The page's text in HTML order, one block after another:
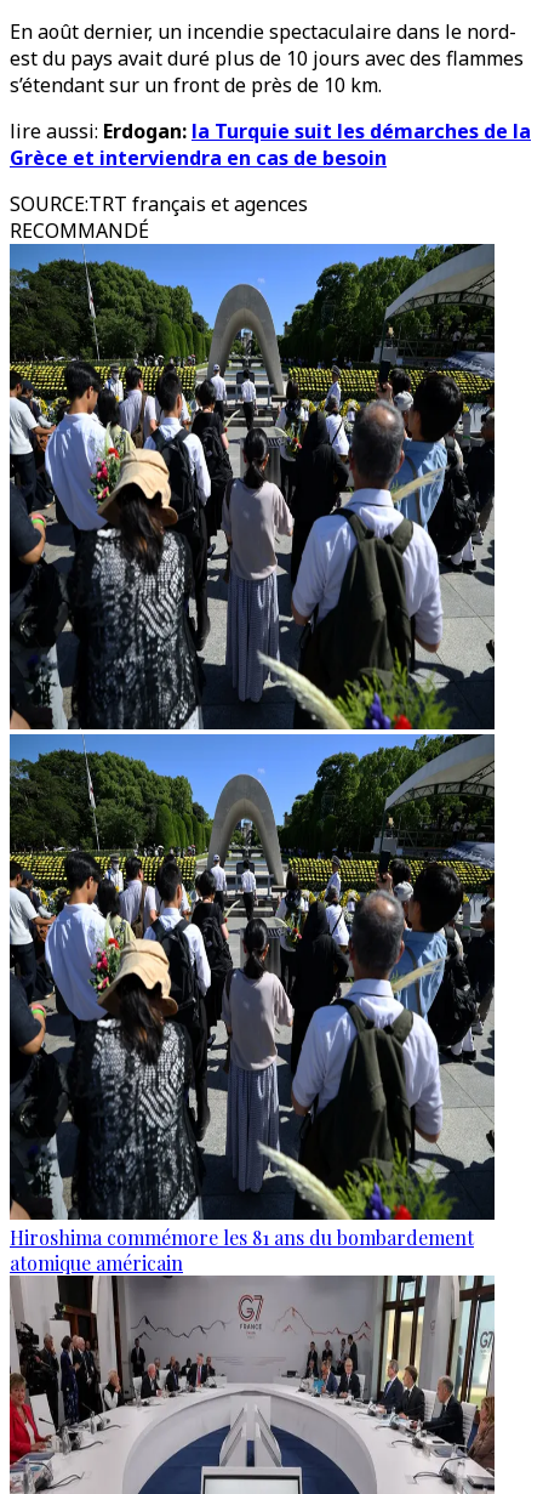
En août dernier, un incendie spectaculaire dans le nord-
est du pays avait duré plus de 10 jours avec des flammes
s’étendant sur un front de près de 10 km.
lire aussi: Erdogan: la Turquie suit les démarches de la
Grèce et interviendra en cas de besoin
SOURCE:TRT français et agences
RECOMMANDÉ
Hiroshima commémore les 81 ans du bombardement
atomique américain